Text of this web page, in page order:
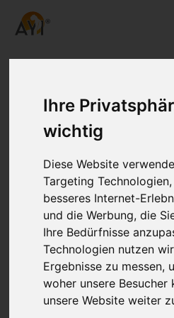
Ihre
wichtig
Diese Website
Targeting
besseres Internet-
und die Werbung, die
Ihre Bedürfnisse
Technologien nutzen
Ergebnisse zu messen,
woher unsere Besucher
unsere Website weiter